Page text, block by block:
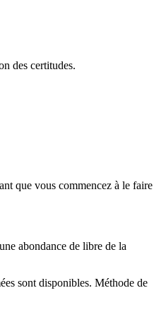
des certitudes.
que vous commencez à le faire
abondance de libre de la
sont disponibles. Méthode de